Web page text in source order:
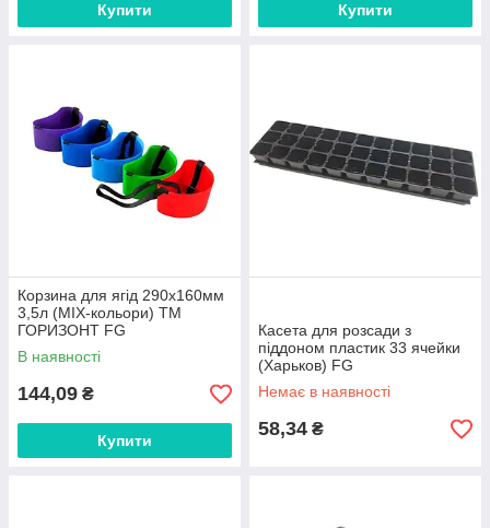
Купити Купити
Корзина для ягід 290x160мм
3,5л (MIX-кольори) ТМ
ГОРИЗОНТ FG
В наявності
144,09 ₴
Купити
Касета для розсади з
піддоном пластик 33 ячейки
(Харьков) FG
Немає в наявності
58,34 ₴